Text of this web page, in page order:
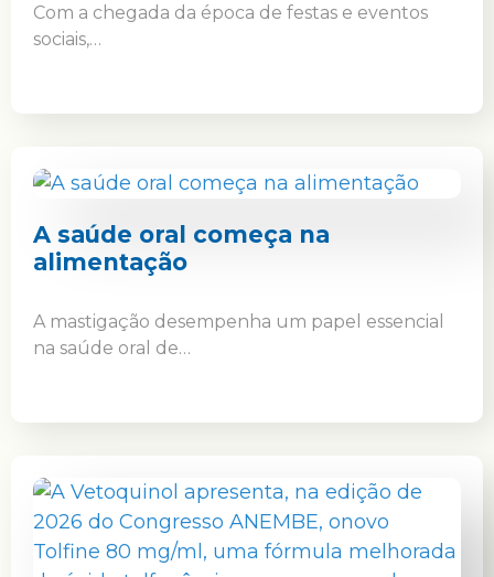
Com a chegada da época de festas e eventos
sociais,…
A saúde oral começa na
alimentação
A mastigação desempenha um papel essencial
na saúde oral de…